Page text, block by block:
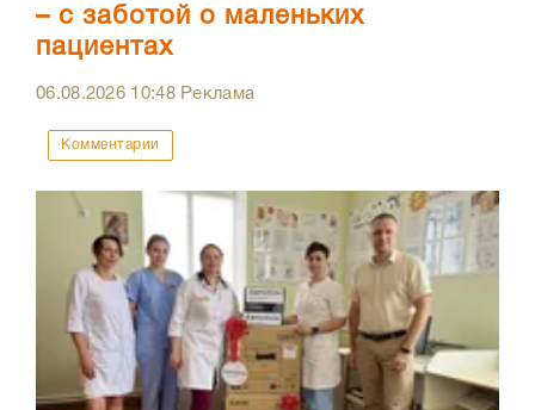
– с заботой о маленьких
пациентах
06.08.2026 10:48Реклама
Комментарии